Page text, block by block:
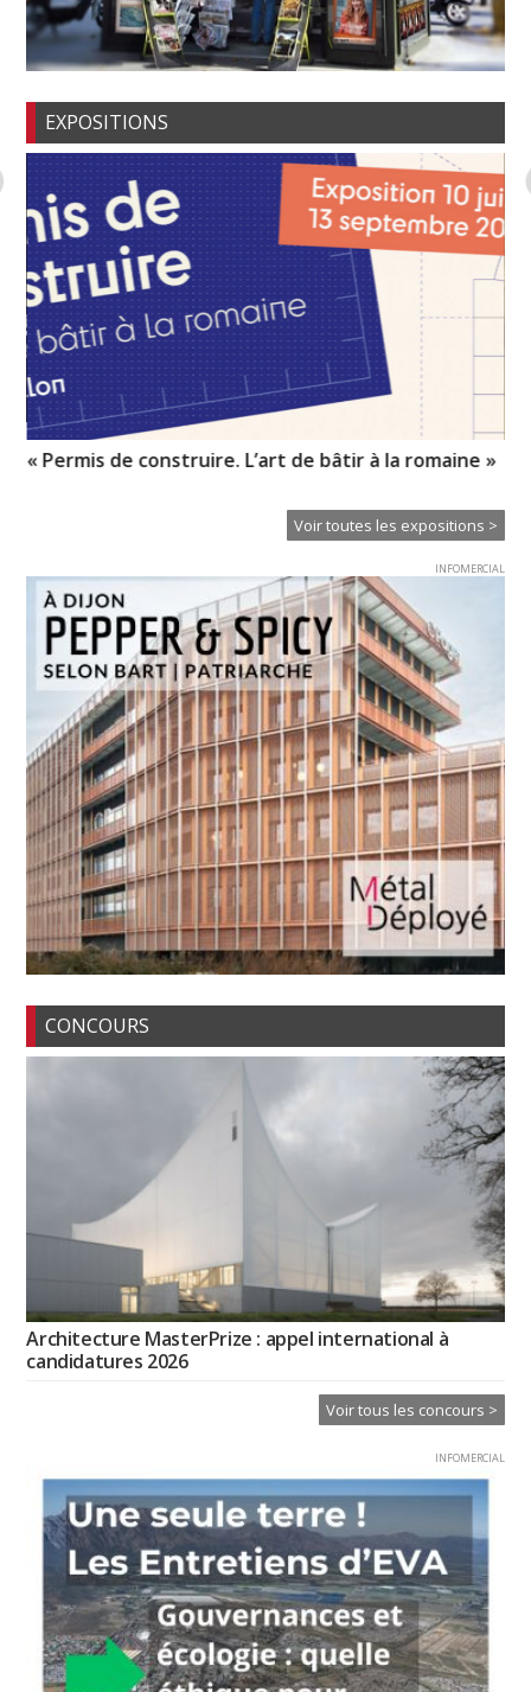
EXPOSITIONS
« Permis de construire. L’art de bâtir à la romaine »
Voir toutes les expositions >
INFOMERCIAL
CONCOURS
Architecture MasterPrize : appel international à
candidatures 2026
Voir tous les concours >
INFOMERCIAL